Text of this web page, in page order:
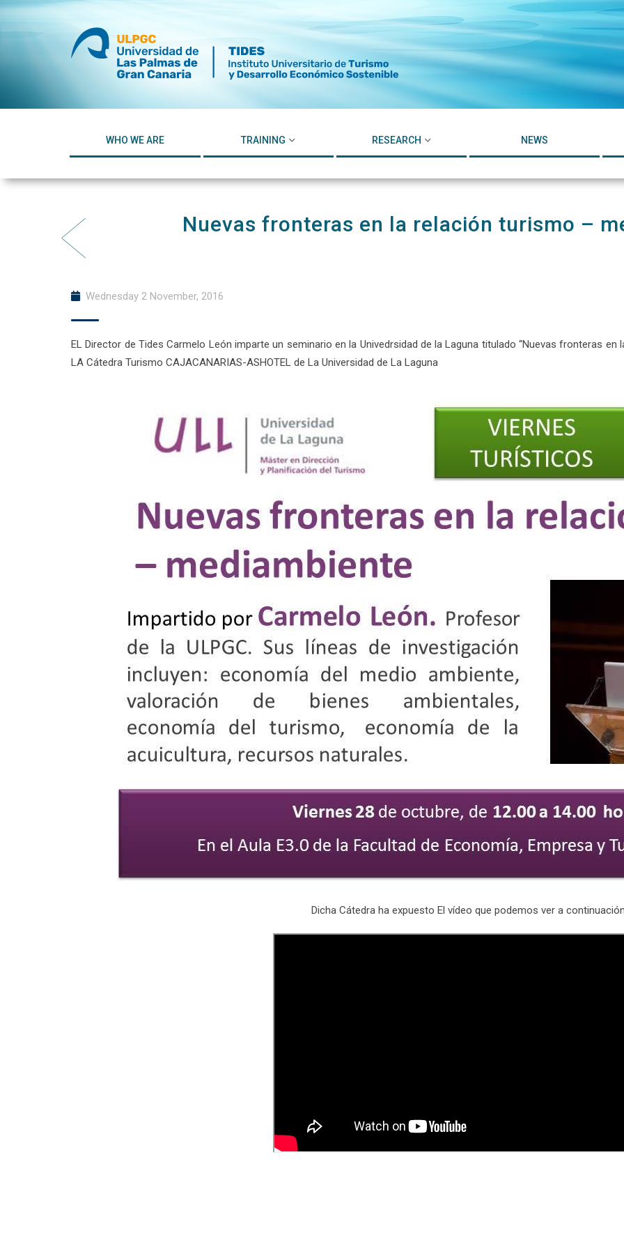
Skip
WHO WE ARE TRAINING RESEARCH NEWS
Nuevas fronteras en la relación turismo –
Wednesday 2 November, 2016
EL Director de Tides Carmelo León imparte un seminario en la Univedrsidad de la Laguna titulado “Nuevas fronteras
LA Cátedra Turismo CAJACANARIAS-ASHOTEL de La Universidad de La Laguna
Dicha Cátedra ha expuesto El vídeo que podemos ver a